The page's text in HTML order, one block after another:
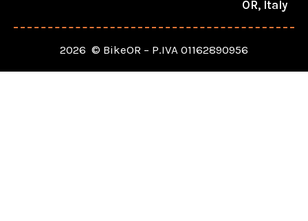
OR, Italy
2026 © BikeOR – P.IVA 01162890956